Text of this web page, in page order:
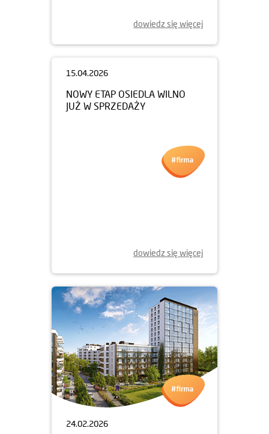
dowiedz się więcej
15.04.2026
NOWY ETAP OSIEDLA WILNO
JUŻ W SPRZEDAŻY
dowiedz się więcej
24.02.2026